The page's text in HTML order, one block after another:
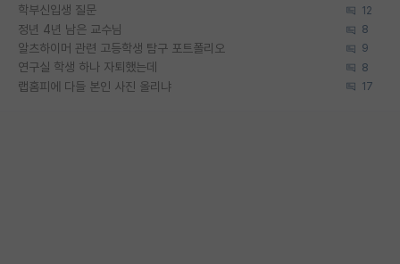
학부신입생 질문 12
정년 4년 남은 교수님 8
알츠하이머 관련 고등학생 탐구 포트폴리오 9
연구실 학생 하나 자퇴했는데 8
랩홈피에 다들 본인 사진 올리냐 17